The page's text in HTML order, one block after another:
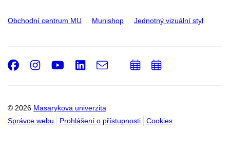
Obchodní centrum MU Munishop Jednotný vizuální styl
© 2026 Masarykova univerzita
Správce webu
Prohlášení o přístupnosti Cookies
Facebook
Instagram
Youtube
LinkedIn
e-
Email
PřidatPřidat